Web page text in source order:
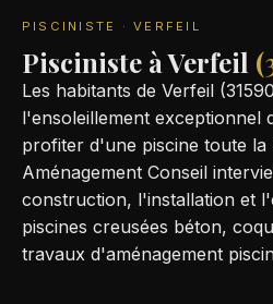
PISCINISTE · VERFEIL
Pisciniste à Verfeil
Les habitants de Verfeil
l'ensoleillement exceptionnel
profiter d'une piscine toute la
Aménagement Conseil
construction, l'installation et
piscines creusées béton,
travaux d'aménagement